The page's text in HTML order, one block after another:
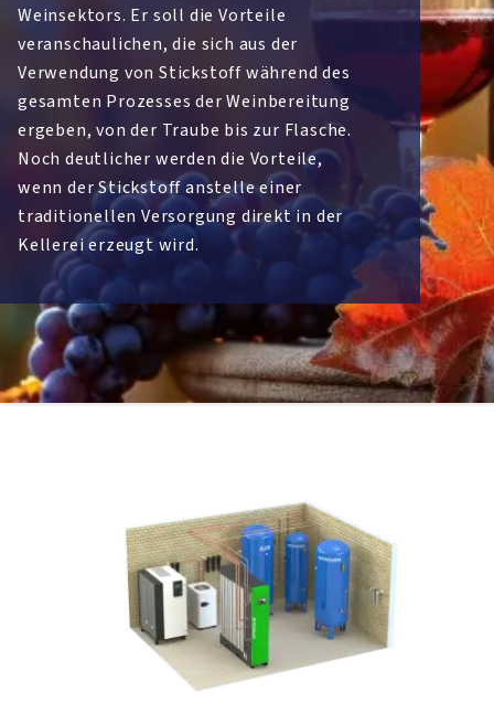
Weinsektors. Er soll die Vorteile
veranschaulichen, die sich aus der
Verwendung von Stickstoff während des
gesamten Prozesses der Weinbereitung
ergeben, von der Traube bis zur Flasche.
Noch deutlicher werden die Vorteile,
wenn der Stickstoff anstelle einer
traditionellen Versorgung direkt in der
Kellerei erzeugt wird.